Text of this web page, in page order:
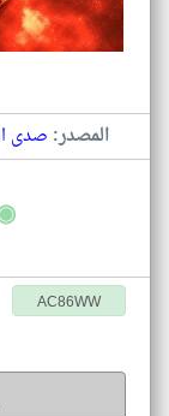
المصدر: صدى
AC86WW